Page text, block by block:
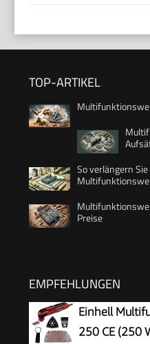
TOP-ARTIKEL
So verlängern
Preise
EMPFEHLUNGEN
Einhell
250 CE (250